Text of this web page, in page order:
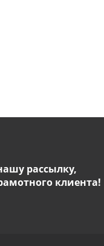
рассылку,
клиента!